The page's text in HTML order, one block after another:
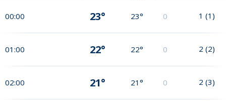
00:00 23° 23° 0 1 (1)
01:00 22° 22° 0 2 (2)
02:00 21° 21° 0 2 (3)